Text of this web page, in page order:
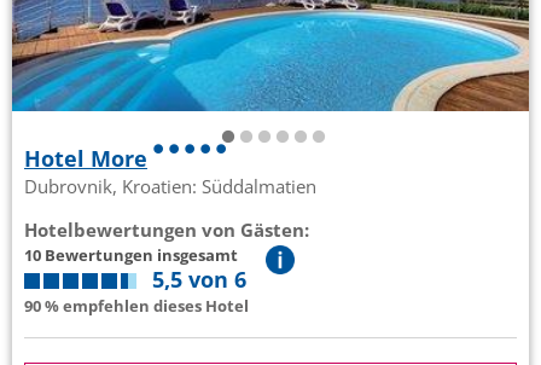
Hotel More
Dubrovnik, Kroatien: Süddalmatien
Hotelbewertungen von Gästen:
10 Bewertungen insgesamt
5,5 von 6
90 % empfehlen dieses Hotel